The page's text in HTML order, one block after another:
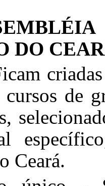
DO
de
Ceará.